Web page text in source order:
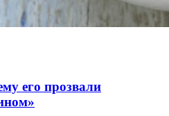
его прозвали